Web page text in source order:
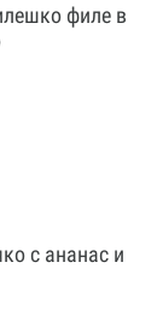
филе в
с ананас и